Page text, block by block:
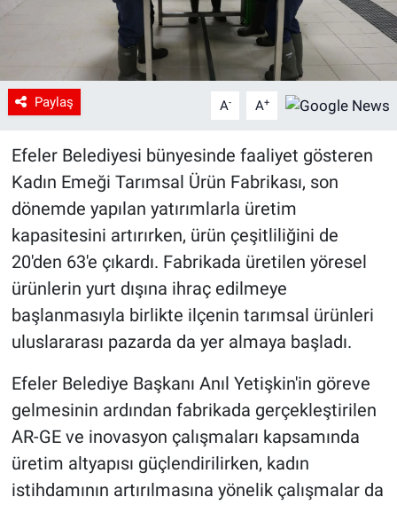
Paylaş A- A+
Efeler Belediyesi bünyesinde faaliyet gösteren
Kadın Emeği Tarımsal Ürün Fabrikası, son
dönemde yapılan yatırımlarla üretim
kapasitesini artırırken, ürün çeşitliliğini de
20'den 63'e çıkardı. Fabrikada üretilen yöresel
ürünlerin yurt dışına ihraç edilmeye
başlanmasıyla birlikte ilçenin tarımsal ürünleri
uluslararası pazarda da yer almaya başladı.
Efeler Belediye Başkanı Anıl Yetişkin'in göreve
gelmesinin ardından fabrikada gerçekleştirilen
AR-GE ve inovasyon çalışmaları kapsamında
üretim altyapısı güçlendirilirken, kadın
istihdamının artırılmasına yönelik çalışmalar da